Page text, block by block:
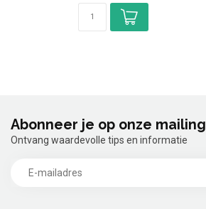
Abonneer je op onze mailing
Ontvang waardevolle tips en informatie